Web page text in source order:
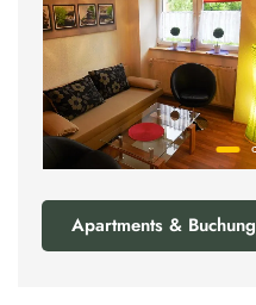
Apartments & Buchung